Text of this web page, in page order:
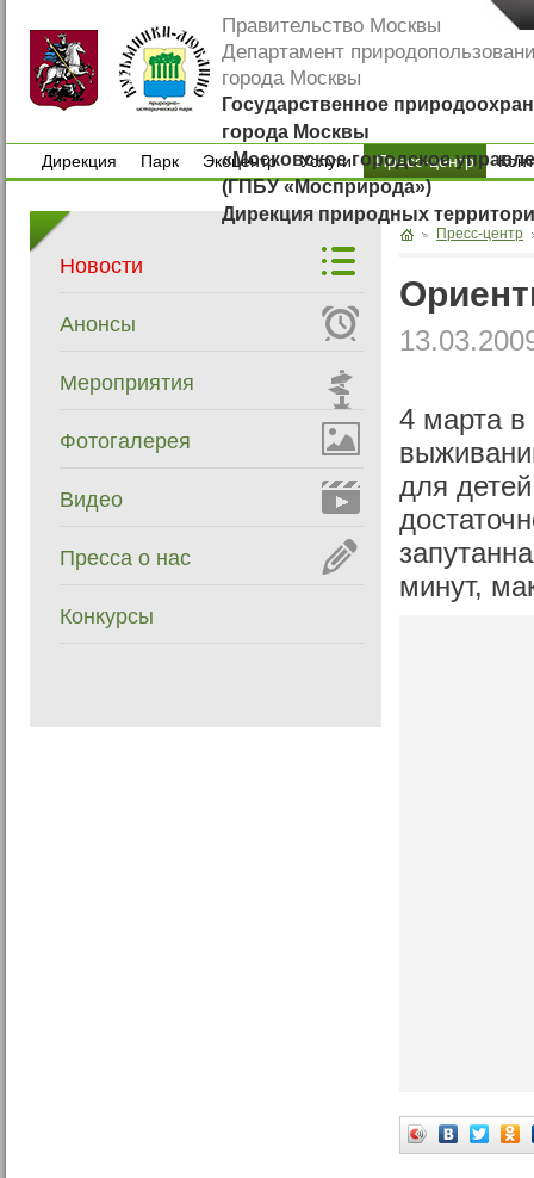
Правительство Москвы
Департамент
города Москвы
Государственное
города Москвы
«Московское городское
(ГПБУ «Мосприрода»)
Дирекция природных
Дирекция
Парк
Экоцентр
Экоцентр
Услуги
Услуги
Пресс-центр
Новости
Анонсы
Мероприятия
Фотогалерея
Видео
Пресса о нас
Конкурсы
Пресс-центр
4 марта в
для
минут,